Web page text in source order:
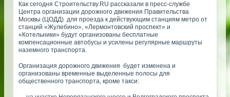
Как сегодня Строительству.RU рассказали в пресс-службе
Центра организации дорожного движения Правительства
Москвы (ЦОДД) для проезда к действующим станциям метро от
станций «Жулебино», «Лермонтовский проспект» и
«Котельники» будут организованы бесплатные
компенсационные автобусы и усилены регулярные маршруты
наземного транспорта.
Организация дорожного движения будет изменена и
организованы временные выделенные полосы для
общественного транспорта, кроме такси: